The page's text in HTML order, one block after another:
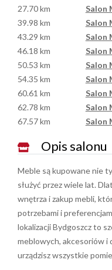
27.70 km
Salon
39.98 km
Salon
43.29 km
Salon
46.18 km
Salon
50.53 km
Salon
54.35 km
Salon
60.61 km
Salon
62.78 km
Salon
67.57 km
Salon
Opis salonu
Meble są kupowane nie
służyć przez wiele lat.
wnętrza i zakup mebli,
potrzebami i
lokalizacji Bydgoszcz to
meblowych, akcesoriów i
urządzisz wszystkie